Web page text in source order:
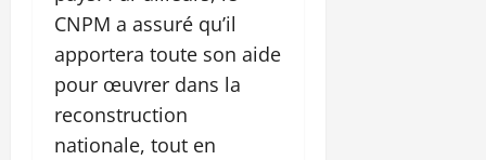
CNPM a assuré qu’il
apportera toute son aide
pour œuvrer dans la
reconstruction
nationale, tout en